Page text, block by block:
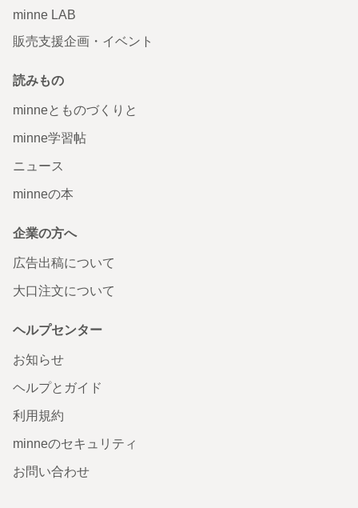
minne LAB
販売支援企画・イベント
読みもの
minneとものづくりと
minne学習帖
ニュース
minneの本
企業の方へ
広告出稿について
大口注文について
ヘルプセンター
お知らせ
ヘルプとガイド
利用規約
minneのセキュリティ
お問い合わせ